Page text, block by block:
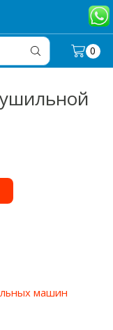
0
машин